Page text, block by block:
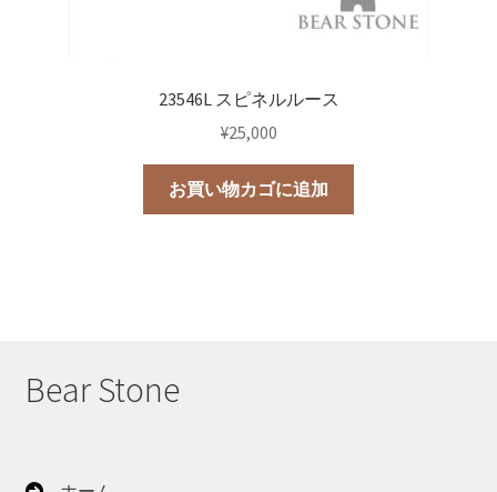
23546L スピネルルース
¥25,000
お買い物カゴに追加
Bear Stone